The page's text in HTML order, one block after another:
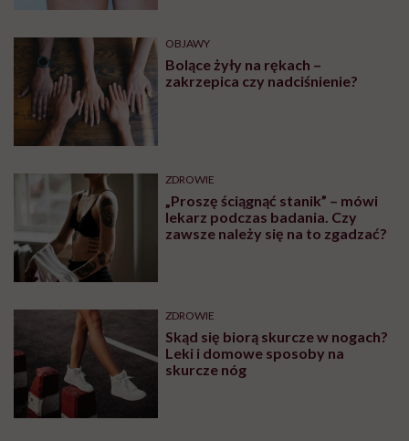
OBJAWY
Bolące żyły na rękach –
zakrzepica czy nadciśnienie?
ZDROWIE
„Proszę ściągnąć stanik” – mówi
lekarz podczas badania. Czy
zawsze należy się na to zgadzać?
ZDROWIE
Skąd się biorą skurcze w nogach?
Leki i domowe sposoby na
skurcze nóg